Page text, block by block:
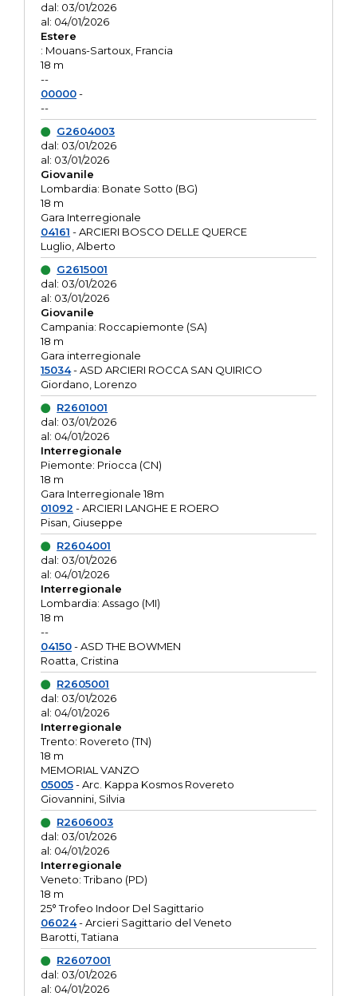
dal: 03/01/2026
al: 04/01/2026
Estere
: Mouans-Sartoux, Francia
18 m
--
00000-
--
G2604003
dal: 03/01/2026
al: 03/01/2026
Giovanile
Lombardia: Bonate Sotto (BG)
18 m
Gara Interregionale
04161 - ARCIERI BOSCO DELLE QUERCE
Luglio, Alberto
G2615001
dal: 03/01/2026
al: 03/01/2026
Giovanile
Campania: Roccapiemonte (SA)
18 m
Gara interregionale
15034- ASD ARCIERI ROCCA SAN QUIRICO
Giordano, Lorenzo
R2601001
dal: 03/01/2026
al: 04/01/2026
Interregionale
Piemonte: Priocca (CN)
18 m
Gara Interregionale 18m
01092 - ARCIERI LANGHE E ROERO
Pisan, Giuseppe
R2604001
dal: 03/01/2026
al: 04/01/2026
Interregionale
Lombardia: Assago (MI)
18 m
--
04150- ASD THE BOWMEN
Roatta, Cristina
R2605001
dal: 03/01/2026
al: 04/01/2026
Interregionale
Trento: Rovereto (TN)
18 m
MEMORIAL VANZO
05005- Arc. Kappa Kosmos Rovereto
Giovannini, Silvia
R2606003
dal: 03/01/2026
al: 04/01/2026
Interregionale
Veneto: Tribano (PD)
18 m
25° Trofeo Indoor Del Sagittario
06024- Arcieri Sagittario del Veneto
Barotti, Tatiana
R2607001
dal: 03/01/2026
al: 04/01/2026